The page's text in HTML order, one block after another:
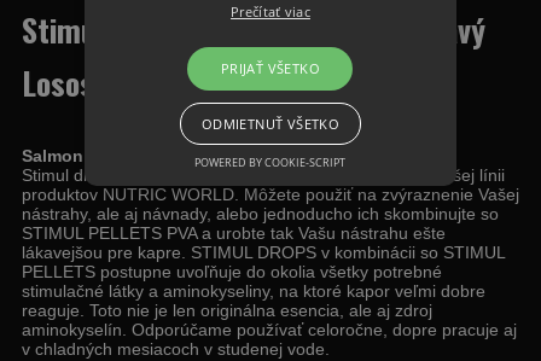
Stimul Drops Salmon Spice-Štipľavý
Losos 30ml
Salmon Spice-Štipľavý Losos STIMUL DROPS 30ml
Stimul drops boli vyvinuté tak, aby čo najlepšie ladili k našej línii
produktov NUTRIC WORLD. Môžete použiť na zvýraznenie Vašej
nástrahy, ale aj návnady, alebo jednoducho ich skombinujte so
STIMUL PELLETS PVA a urobte tak Vašu nástrahu ešte
lákavejšou pre kapre. STIMUL DROPS v kombinácii so STIMUL
PELLETS postupne uvoľňuje do okolia všetky potrebné
stimulačné látky a aminokyseliny, na ktoré kapor veľmi dobre
reaguje. Toto nie je len originálna esencia, ale aj zdroj
aminokyselín. Odporúčame používať celoročne, dopre pracuje aj
v chladných mesiacoch v studenej vode.
Prečítať viac
PRIJAŤ VŠETKO
ODMIETNUŤ VŠETKO
POWERED BY COOKIE-SCRIPT